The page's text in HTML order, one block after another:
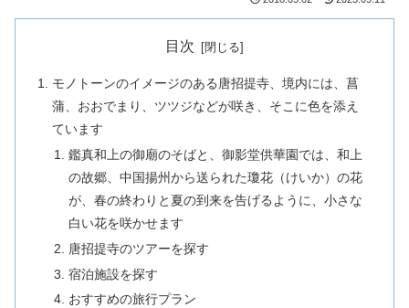
目次
モノトーンのイメージのある唐招提寺、境内には、菖
蒲、おおでまり、ツツジなどが咲き、そこに色を添え
ています
鑑真和上の御廟のそばと、御影堂供華園では、和上
の故郷、中国揚州から送られた瓊花（けいか）の花
が、春の終わりと夏の到来を告げるように、小さな
白い花を咲かせます
唐招提寺のツアーを探す
宿泊施設を探す
おすすめの旅行プラン